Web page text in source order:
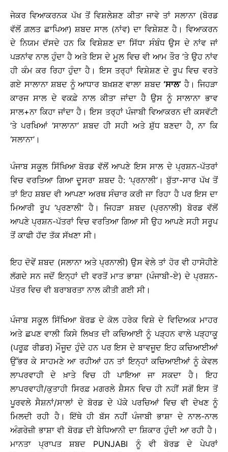
ਜੇਕਰ ਵਿਆਕਰਨਕ ਪੱਖ ਤੋਂ ਵਿਸ਼ਲੇਸ਼ਣ ਕੀਤਾ ਜਾਵੇ ਤਾਂ ਸਲਾਨਾ (ਬੋਰਡ
ਵੱਲੋਂ ਗ਼ਲਤ ਛਾਪਿਆ) ਸ਼ਬਦ ਸਾਲ (ਨਾਂਵ) ਦਾ ਵਿਸ਼ੇਸ਼ਣ ਹੈ। ਵਿਆਕਰਨ
ਦੇ ਨਿਯਮ ਦੱਸਦੇ ਹਨ ਕਿ ਵਿਸ਼ੇਸ਼ਣ ਦਾ ਸਿੱਧਾ ਸੰਬੰਧ ਉਸ ਦੇ ਨਾਂਵ ਜਾਂ
ਪੜਨਾਂਵ ਨਾਲ ਹੁੰਦਾ ਹੈ ਅਤੇ ਇਸ ਦੇ ਮੂਲ ਵਿਚ ਵੀ ਆਮ ਤੌਰ ’ਤੇ ਉਹ ਨਾਂਵ
ਹੀ ਕੰਮ ਕਰ ਰਿਹਾ ਹੁੰਦਾ ਹੈ। ਇਸ ਤਰ੍ਹਾਂ ਵਿਸ਼ੇਸ਼ਣ ਦੇ ਰੂਪ ਵਿਚ ਵਰਤੇ
ਗਏ ਸਾਲਾਨਾ ਸ਼ਬਦ ਨੂੰ ਆਧਾਰ ਬਖ਼ਸ਼ਣ ਵਾਲਾ ਸ਼ਬਦ ‘ਸਾਲ’ ਹੈ। ਜਿਹੜਾ
ਕਾਰਜ ਸਾਲ ਦੇ ਵਕਫ਼ੇ ਨਾਲ ਕੀਤਾ ਜਾਂਦਾ ਹੈ ਉਸ ਨੂੰ ਸਾਲਾਨਾ ਭਾਵ
ਸਾਲ+ਨਾ ਕਿਹਾ ਜਾਂਦਾ ਹੈ। ਇਸ ਤਰ੍ਹਾਂ ਪੰਜਾਬੀ ਵਿਆਕਰਨ ਦੀ ਕਸਵੱਟੀ
’ਤੇ ਪਰਖਿਆਂ ‘ਸਾਲਾਨਾ’ ਸ਼ਬਦ ਹੀ ਸਹੀ ਅਤੇ ਸ਼ੁੱਧ ਬਣਦਾ ਹੈ, ਨਾ ਕਿ
‘ਸਲਾਨਾ’।
ਪੰਜਾਬ ਸਕੂਲ ਸਿੱਖਿਆ ਬੋਰਡ ਵੱਲੋਂ ਆਪਣੇ ਇਸ ਸਾਲ ਦੇ ਪ੍ਰਸ਼ਨ-ਪੱਤਰਾਂ
ਵਿਚ ਵਰਤਿਆ ਗਿਆ ਦੂਸਰਾ ਸ਼ਬਦ ਹੈ: ‘ਪ੍ਰਨਾਲੀ’। ਬੁੱਤਾ-ਸਾਰ ਪੱਖ ਤੋਂ
ਤਾਂ ਇਹ ਸ਼ਬਦ ਵੀ ਆਪਣਾ ਅਰਥ ਸੰਚਾਰ ਕਰੀ ਜਾ ਰਿਹਾ ਹੈ ਪਰ ਇਸ ਦਾ
ਮਿਆਰੀ ਰੂਪ ‘ਪ੍ਰਣਾਲੀ’ ਹੈ। ਜਿਹੜਾ ਸ਼ਬਦ (ਪ੍ਰਨਾਲੀ) ਬੋਰਡ ਵੱਲੋਂ
ਆਪਣੇ ਪ੍ਰਸ਼ਨ-ਪੱਤਰਾਂ ਵਿਚ ਵਰਤਿਆ ਗਿਆ ਸੀ ਉਹ ਆਪਣੇ ਸਹੀ ਸਰੂਪ
ਤੋਂ ਕਾਫੀ ਹੱਦ ਤੱਕ ਸੱਖਣਾ ਸੀ।
ਇਹ ਦੋਵੇਂ ਸ਼ਬਦ (ਸਲਾਨਾ ਅਤੇ ਪ੍ਰਨਾਲੀ) ਉਸ ਵੇਲੇ ਤਾਂ ਹੋਰ ਵੀ ਹਾਸੋਹੀਣੇ
ਲੱਗਦੇ ਸਨ ਜਦੋਂ ਇਨ੍ਹਾਂ ਦੀ ਵਰਤੋਂ ਮਾਤ ਭਾਸ਼ਾ (ਪੰਜਾਬੀ-ਏ) ਦੇ ਪ੍ਰਸ਼ਨ-
ਪੱਤਰ ਵਿਚ ਵੀ ਬਰਾਬਰਤਾ ਨਾਲ ਕੀਤੀ ਗਈ ਸੀ।
ਪੰਜਾਬ ਸਕੂਲ ਸਿੱਖਿਆ ਬੋਰਡ ਦੇ ਕੋਲ ਹਰੇਕ ਵਿਸ਼ੇ ਦੇ ਵਿਦਿਅਕ ਮਾਹਰ
ਅਤੇ ਛਪਣ ਵਾਲੀ ਕਿਸੇ ਲਿਖਤ ਦੀ ਕਚਿਆਈ ਨੂੰ ਪੜ੍ਹਨ ਵਾਲੇ ਪੜ੍ਹਾਕੂ
(ਪਰੂਫ਼ ਰੀਡਰ) ਮੌਜੂਦ ਹੁੰਦੇ ਹਨ ਪਰ ਇਸ ਦੇ ਬਾਵਜੂਦ ਇਹ ਕਚਿਆਈਆਂ
ਉੱਭਰ ਕੇ ਸਾਹਮਣੇ ਆ ਰਹੀਆਂ ਹਨ ਤਾਂ ਇਨ੍ਹਾਂ ਕਚਿਆਈਆਂ ਨੂੰ ਕੇਵਲ
ਲਾਪਰਵਾਹੀ ਦੇ ਖ਼ਾਤੇ ਵਿਚ ਹੀ ਪਾਇਆ ਜਾ ਸਕਦਾ ਹੈ। ਇਹ
ਲਾਪਰਵਾਹੀ/ਕੁਤਾਹੀ ਸਿਰਫ਼ ਮਗਰਲੇ ਸ਼ੈਸਨ ਵਿਚ ਹੀ ਨਹੀਂ ਸਗੋਂ ਇਸ ਤੋਂ
ਪੂਰਵਲੇ ਸੈਸ਼ਨਾਂ/ਸਾਲਾਂ ਦੇ ਬੋਰਡ ਦੇ ਪੱਕੇ ਪਰਚਿਆਂ ਵਿਚ ਵੀ ਦੇਖਣ ਨੂੰ
ਮਿਲਦੀ ਰਹੀ ਹੈ। ਇੱਥੇ ਹੀ ਬੱਸ ਨਹੀਂ ਪੰਜਾਬੀ ਭਾਸ਼ਾ ਦੇ ਨਾਲ-ਨਾਲ
ਅੰਗਰੇਜ਼ੀ ਭਾਸ਼ਾ ਵੀ ਬੋਰਡ ਦੀ ਬੇਧਿਆਨੀ ਦਾ ਸ਼ਿਕਾਰ ਹੁੰਦੀ ਆ ਰਹੀ ਹੈ।
ਮਾਨਤਾ ਪ੍ਰਾਪਤ ਸ਼ਬਦ PUNJABI ਨੂੰ ਵੀ ਬੋਰਡ ਦੇ ਪੇਪਰਾਂ